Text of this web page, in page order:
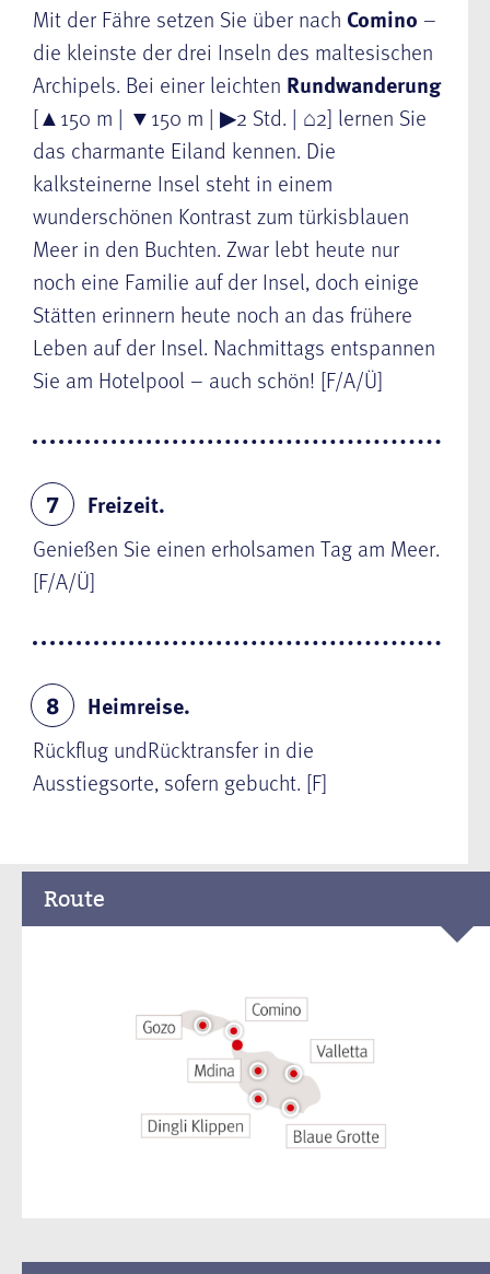
Mit der Fähre setzen Sie über nach Comino –
die kleinste der drei Inseln des maltesischen
Archipels. Bei einer leichten Rundwanderung
[▲150 m | ▼150 m | ▶2 Std. | ⌂2] lernen Sie
das charmante Eiland kennen. Die
kalksteinerne Insel steht in einem
wunderschönen Kontrast zum türkisblauen
Meer in den Buchten. Zwar lebt heute nur
noch eine Familie auf der Insel, doch einige
Stätten erinnern heute noch an das frühere
Leben auf der Insel. Nachmittags entspannen
Sie am Hotelpool – auch schön! [F/A/Ü]
7
Freizeit.
Genießen Sie einen erholsamen Tag am Meer.
[F/A/Ü]
8
Heimreise.
Rückflug undRücktransfer in die
Ausstiegsorte, sofern gebucht. [F]
Route